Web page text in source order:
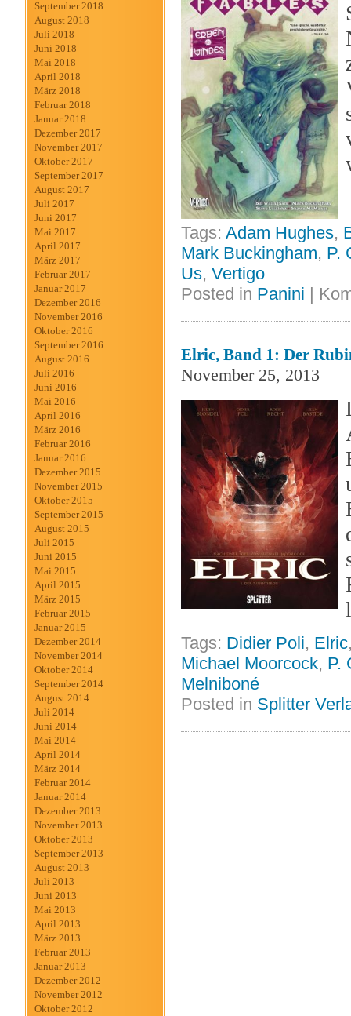
September 2018
August 2018
Juli 2018
Juni 2018
Mai 2018
April 2018
März 2018
Februar 2018
Januar 2018
Dezember 2017
November 2017
Oktober 2017
September 2017
August 2017
Juli 2017
Juni 2017
Mai 2017
April 2017
März 2017
Februar 2017
Januar 2017
Dezember 2016
November 2016
Oktober 2016
September 2016
August 2016
Juli 2016
Juni 2016
Mai 2016
April 2016
März 2016
Februar 2016
Januar 2016
Dezember 2015
November 2015
Oktober 2015
September 2015
August 2015
Juli 2015
Juni 2015
Mai 2015
April 2015
März 2015
Februar 2015
Januar 2015
Dezember 2014
November 2014
Oktober 2014
September 2014
August 2014
Juli 2014
Juni 2014
Mai 2014
April 2014
März 2014
Februar 2014
Januar 2014
Dezember 2013
November 2013
Oktober 2013
September 2013
August 2013
Juli 2013
Juni 2013
Mai 2013
April 2013
März 2013
Februar 2013
Januar 2013
Dezember 2012
November 2012
Oktober 2012
Tags: Adam Hughes,
Mark Buckingham, P.
Us, Vertigo
Posted in Panini |
Elric, Band 1: Der
November 25, 2013
Tags: Didier Poli, Elric
Michael Moorcock, P.
Melniboné
Posted in Splitter